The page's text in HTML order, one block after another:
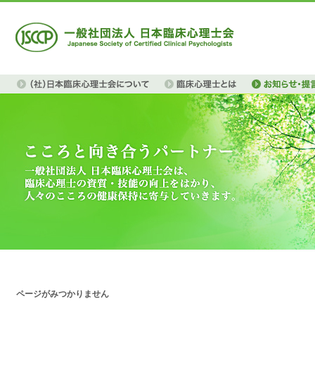
ページがみつかりません